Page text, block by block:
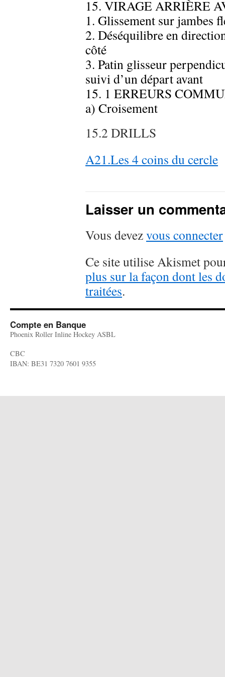
15. VIRAGE ARRIÈRE
1. Glissement sur jambes
2. Déséquilibre en
côté
3. Patin glisseur
suivi d’un départ avant
15. 1 ERREURS
a) Croisement
15.2 DRILLS
A21.Les 4 coins du cercle
Laisser un
Vous devezvous connecter
Ce site utilise Akismet
plus sur la façon dont les
traitées.
Compte en Banque
Phoenix Roller Inline Hockey ASBL
CBC
IBAN: BE31 7320 7601 9355